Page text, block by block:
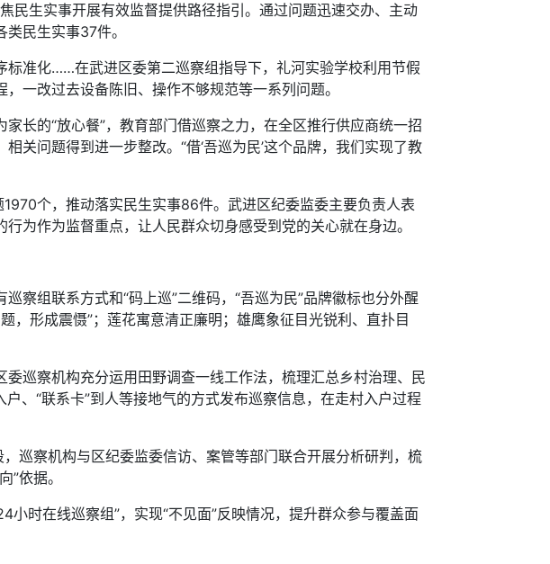
生实事开展有效监督提供路径指引。通过问题迅速交办、主动
民生实事37件。
准化……在武进区委第二巡察组指导下，礼河实验学校利用节假
一改过去设备陈旧、操作不够规范等一系列问题。
的“放心餐”，教育部门借巡察之力，在全区推行供应商统一招
关问题得到进一步整改。“借‘吾巡为民’这个品牌，我们实现了教
个，推动落实民生实事86件。武进区纪委监委主要负责人表
为作为监督重点，让人民群众切身感受到党的关心就在身边。
组联系方式和“码上巡”二维码，“吾巡为民”品牌徽标也分外醒
，形成震慑”；莲花寓意清正廉明；雄鹰象征目光锐利、直扑目
察机构充分运用田野调查一线工作法，梳理汇总乡村治理、民
、“联系卡”到人等接地气的方式发布巡察信息，在走村入户过程
察机构与区纪委监委信访、案管等部门联合开展分析研判，梳
依据。
时在线巡察组”，实现“不见面”反映情况，提升群众参与覆盖面